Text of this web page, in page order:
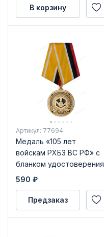
В корзину
Артикул: 77694
Медаль «105 лет
войскам РХБЗ ВС РФ» с
бланком удостоверения
590 ₽
Предзаказ